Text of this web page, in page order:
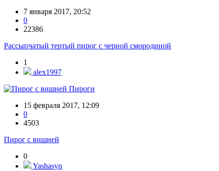
7 января 2017, 20:52
0
22386
Рассыпчатый тертый пирог с черной смородиной
1
alex1997
Пироги
15 февраля 2017, 12:09
0
4503
Пирог с вишней
0
Yashasyn